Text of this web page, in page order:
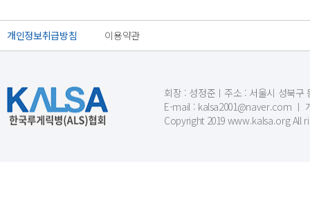
개인정보취급방침 이용약관
회장 : 성정준ㅣ주소 : 서울시 성북구
E-mail : kalsa2001@naver.com ㅣ
Copyright 2019 www.kalsa.org All